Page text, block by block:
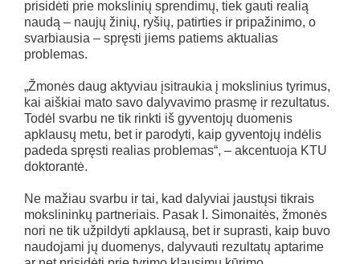
prisidėti prie mokslinių sprendimų, tiek gauti realią
naudą – naujų žinių, ryšių, patirties ir pripažinimo, o
svarbiausia – spręsti jiems patiems aktualias
problemas.
„Žmonės daug aktyviau įsitraukia į mokslinius tyrimus,
kai aiškiai mato savo dalyvavimo prasmę ir rezultatus.
Todėl svarbu ne tik rinkti iš gyventojų duomenis
apklausų metu, bet ir parodyti, kaip gyventojų indėlis
padeda spręsti realias problemas“, – akcentuoja KTU
doktorantė.
Ne mažiau svarbu ir tai, kad dalyviai jaustųsi tikrais
mokslininkų partneriais. Pasak I. Simonaitės, žmonės
nori ne tik užpildyti apklausą, bet ir suprasti, kaip buvo
naudojami jų duomenys, dalyvauti rezultatų aptarime